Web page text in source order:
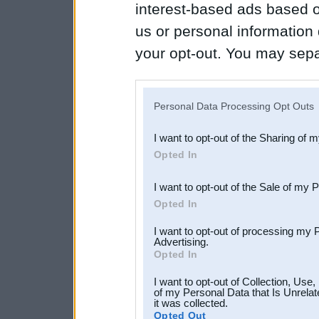
interest-based ads based
us or personal
your opt-out. You may
Downstream Participants
third parties.
Personal Data Processing Opt Outs
I want to opt-out of the Sharing of
Opted In
I want to opt-out of the Sale of my
Opted In
I want to opt-out of processing my
Advertising.
Opted In
I want to opt-out of Collection,
of my Personal Data that Is
it was collected.
Opted Out